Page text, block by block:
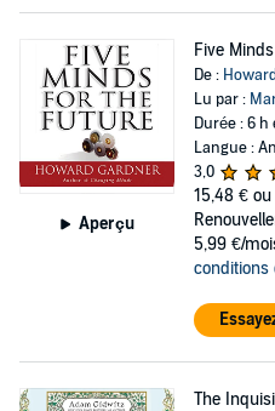
Aperçu
Five
De :
Lu par :
Durée : 6 h
Langue :
3,0
15,48 € ou
5,99 €/
conditions
The